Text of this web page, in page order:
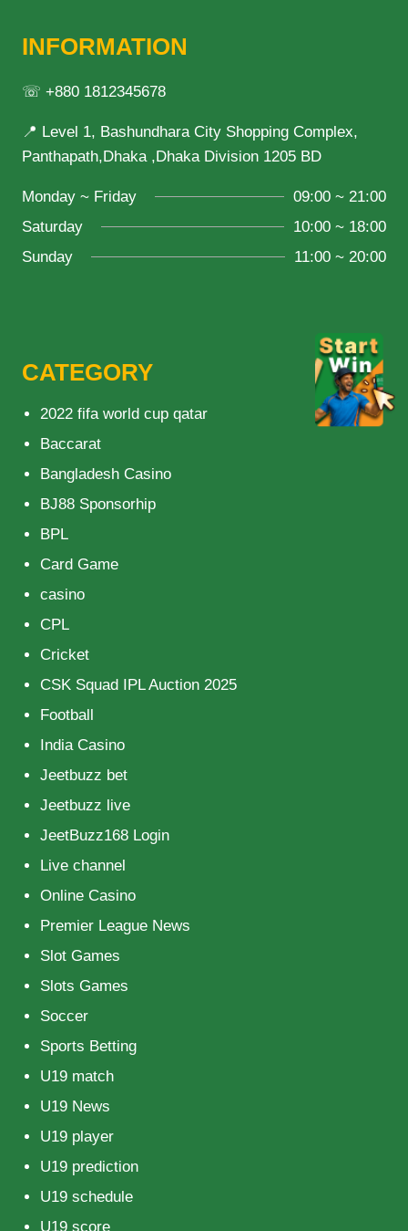
INFORMATION
☏ +880 1812345678
📍 Level 1, Bashundhara City Shopping Complex,
Panthapath,Dhaka ,Dhaka Division 1205 BD
Monday ~ Friday
09:00 ~ 21:00
Saturday
10:00 ~ 18:00
Sunday
11:00 ~ 20:00
CATEGORY
2022 fifa world cup qatar
Baccarat
Bangladesh Casino
BJ88 Sponsorhip
BPL
Card Game
casino
CPL
Cricket
CSK Squad IPL Auction 2025
Football
India Casino
Jeetbuzz bet
Jeetbuzz live
JeetBuzz168 Login
Live channel
Online Casino
Premier League News
Slot Games
Slots Games
Soccer
Sports Betting
U19 match
U19 News
U19 player
U19 prediction
U19 schedule
U19 score